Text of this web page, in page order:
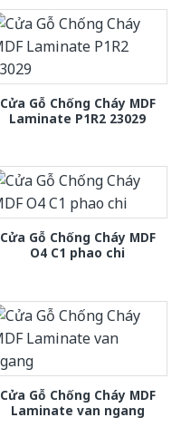
Cửa Gỗ Chống Cháy MDF
Laminate P1R2 23029
Cửa Gỗ Chống Cháy MDF
O4 C1 phao chi
Cửa Gỗ Chống Cháy MDF
Laminate van ngang